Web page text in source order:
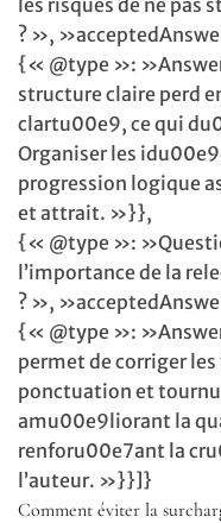
? »,
{« @type »:
structure claire perd
clartu00e9, ce qui
Organiser les
progression logique
et attrait. »}},
{« @type »:
l’importance de la
? »,
{« @type »:
permet de corriger les
ponctuation et
amu00e9liorant la
renforu00e7ant la
l’auteur. »}}]}
Comment éviter la